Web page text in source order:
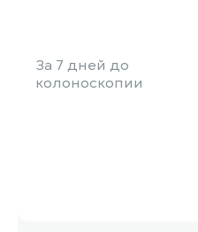
За 7 дней до
колоноскопии